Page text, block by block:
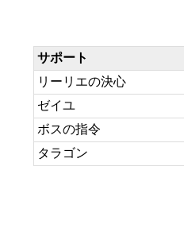
サポート
リーリエの決心
ゼイユ
ボスの指令
タラゴン